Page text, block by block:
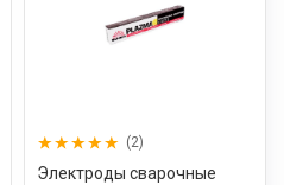
(2)
Электроды сварочные